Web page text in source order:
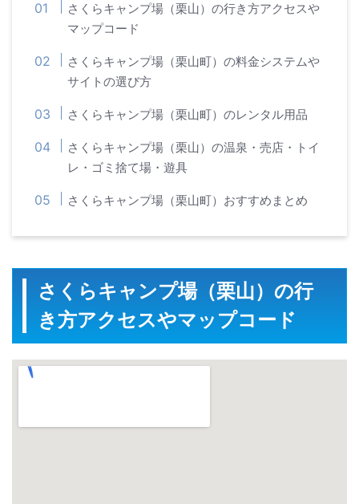
さくらキャンプ場（栗山）の行き方アクセスや
マップコード
さくらキャンプ場（栗山町）の料金システムや
サイトの選び方
さくらキャンプ場（栗山町）のレンタル用品
さくらキャンプ場（栗山）の温泉・売店・トイ
レ・ゴミ捨て場・遊具
さくらキャンプ場（栗山町）おすすめまとめ
さくらキャンプ場（栗山）の行
き方アクセスやマップコード